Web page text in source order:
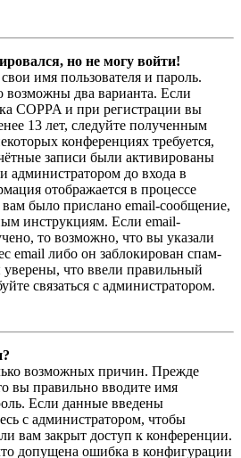
но не могу войти!
имя пользователя и пароль.
возможны два варианта. Если
COPPA и при регистрации вы
13 лет, следуйте полученным
конференциях требуется,
записи были активированы
администратором до входа в
отображается в процессе
было прислано email-сообщение,
инструкциям. Если email-
то возможно, что вы указали
email либо он заблокирован спам-
что ввели правильный
связаться с администратором.
возможных причин. Прежде
вы правильно вводите имя
Если данные введены
с администратором, чтобы
вам закрыт доступ к конференции.
допущена ошибка в конфигурации